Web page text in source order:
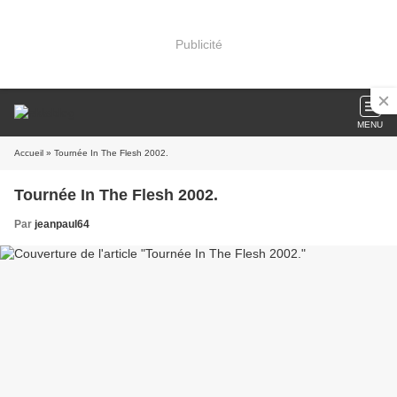
Publicité
MENU
Accueil » Tournée In The Flesh 2002.
Tournée In The Flesh 2002.
Par jeanpaul64